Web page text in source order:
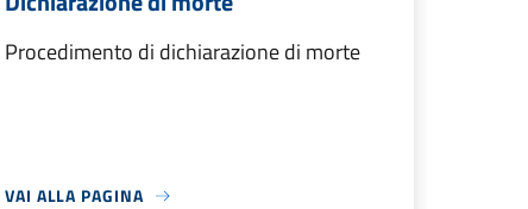
Procedimento di dichiarazione di morte
VAI ALLA PAGINA